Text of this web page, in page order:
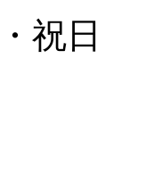
祝日